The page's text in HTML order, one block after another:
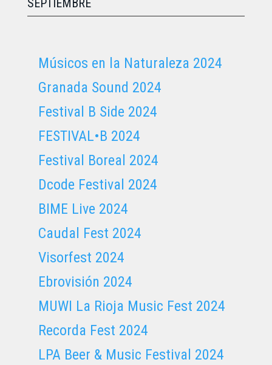
SEPTIEMBRE
Músicos en la Naturaleza 2024
Granada Sound 2024
Festival B Side 2024
FESTIVAL•B 2024
Festival Boreal 2024
Dcode Festival 2024
BIME Live 2024
Caudal Fest 2024
Visorfest 2024
Ebrovisión 2024
MUWI La Rioja Music Fest 2024
Recorda Fest 2024
LPA Beer & Music Festival 2024